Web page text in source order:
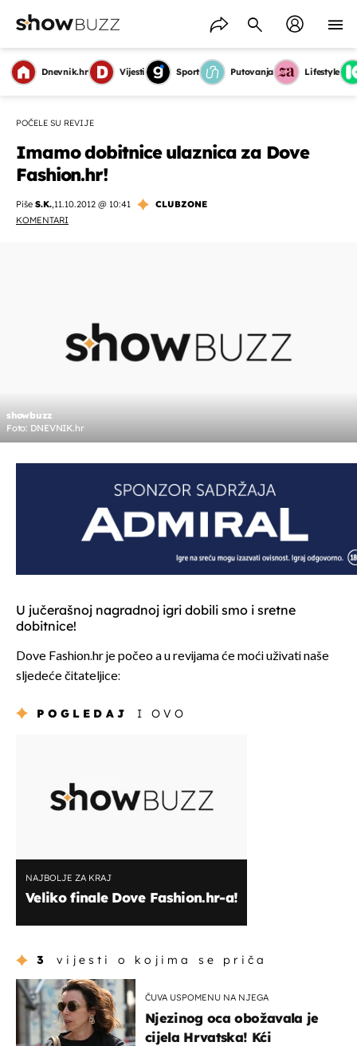
Dnevnik.hr Vijesti Sport Putovanja Lifestyle
POČELE SU REVIJE
Imamo dobitnice ulaznica za Dove
Fashion.hr!
Piše S.K.,11.10.2012 @ 10:41
CLUBZONE
KOMENTARI
showbuzz
Foto: DNEVNIK.hr
U jučerašnoj nagradnoj igri dobili smo i sretne
dobitnice!
Dove Fashion.hr je počeo a u revijama će moći uživati naše
sljedeće čitateljice:
POGLEDAJ I OVO
NAJBOLJE ZA KRAJ
Veliko finale Dove Fashion.hr-a!
3 vijesti o kojima se priča
ČUVA USPOMENU NA NJEGA
Njezinog oca obožavala je
cijela Hrvatska! Kći